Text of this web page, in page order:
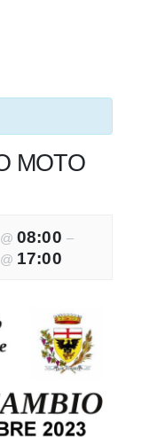
MOTO
@08:00 –
@ 17:00